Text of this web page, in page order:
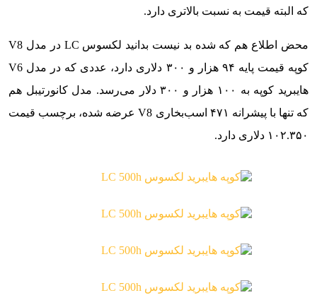
که البته قیمت به نسبت بالاتری دارد.
محض اطلاع هم که شده بد نیست بدانید لکسوس LC در مدل V8
کوپه قیمت پایه ۹۴ هزار و ۳۰۰ دلاری دارد، عددی که در مدل V6
هایبرید کوپه به ۱۰۰ هزار و ۳۰۰ دلار می‌رسد. مدل کانورتیبل هم
که تنها با پیشرانه ۴۷۱ اسب‌بخاری V8 عرضه شده، برچسب قیمت
۱۰۲.۳۵۰ دلاری دارد.